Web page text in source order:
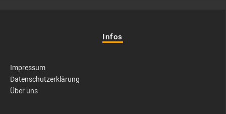
Infos
Impressum
Datenschutzerklärung
Über uns